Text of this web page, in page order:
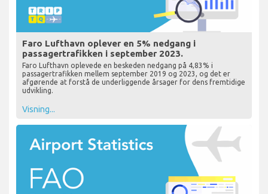
Faro Lufthavn oplever en 5% nedgang i
passagertrafikken i september 2023.
Faro Lufthavn oplevede en beskeden nedgang på 4,83% i
passagertrafikken mellem september 2019 og 2023, og det er
afgørende at forstå de underliggende årsager for dens fremtidige
udvikling.
Visning...